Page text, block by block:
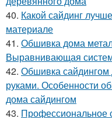
40. Какой сайдинг
материале
41. Обшивка дома
Выравнивающая
42. Обшивка сайдингом
руками. Особенности
дома сайдингом
43. Профессиональное